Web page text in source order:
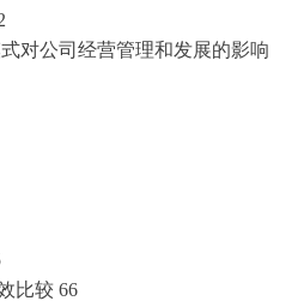
对公司经营管理和发展的影响
比较 66